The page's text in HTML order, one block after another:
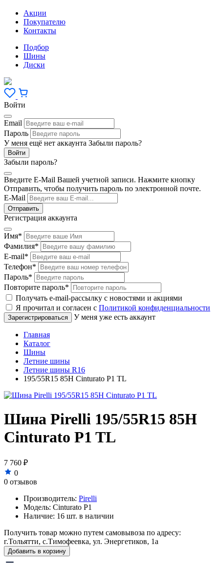
Акции
Покупателю
Контакты
Подбор
Шины
Диски
Войти
Email
Пароль
У меня ещё нет аккаунта Забыли пароль?
Забыли пароль?
Введите E-Mail Вашей учетной записи. Нажмите кнопку
Отправить, чтобы получить пароль по электронной почте.
E-Mail
Регистрация аккаунта
Имя*
Фамилия*
E-mail*
Телефон*
Пароль*
Повторите пароль*
Получать e-mail-рассылку с новостями и акциями
Я прочитал и согласен с Политикой конфиденциальности
У меня уже есть аккаунт
Главная
Каталог
Шины
Летние шины
Летние шины R16
195/55R15 85H Cinturato P1 TL
Шина Pirelli 195/55R15 85H
Cinturato P1 TL
7 760 ₽
0
0 отзывов
Производитель: Pirelli
Модель: Cinturato P1
Наличие: 16 шт. в наличии
Получить товар можно путем самовывоза по адресу:
г.Тольятти, с.Тимофеевка, ул. Энергетиков, 1а
Добавить в корзину